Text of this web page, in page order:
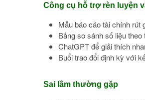
Công cụ hỗ trợ rèn luyện
Mẫu báo cáo tài chính rút
Bảng so sánh số liệu
ChatGPT để giải thích
Buổi trao đổi định kỳ với
Sai lầm thường gặp